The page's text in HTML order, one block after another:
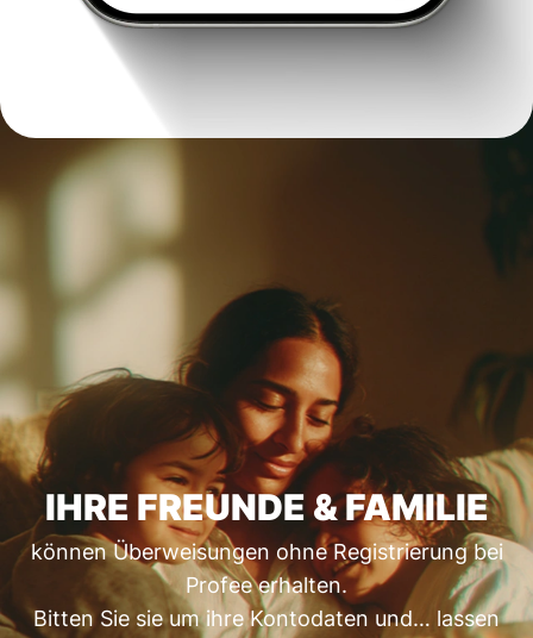
IHRE FREUNDE & FAMILIE
können Überweisungen ohne Registrierung bei
Profee erhalten.
Bitten Sie sie um ihre Kontodaten und… lassen